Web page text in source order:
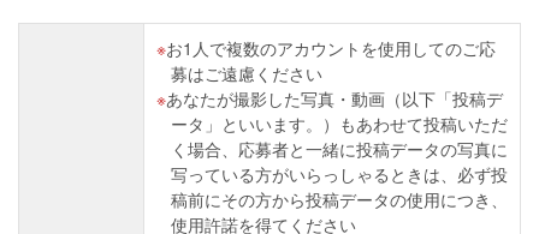
お1人で複数のアカウントを使用してのご応
募はご遠慮ください
あなたが撮影した写真・動画（以下「投稿デ
ータ」といいます。）もあわせて投稿いただ
く場合、応募者と一緒に投稿データの写真に
写っている方がいらっしゃるときは、必ず投
稿前にその方から投稿データの使用につき、
使用許諾を得てください